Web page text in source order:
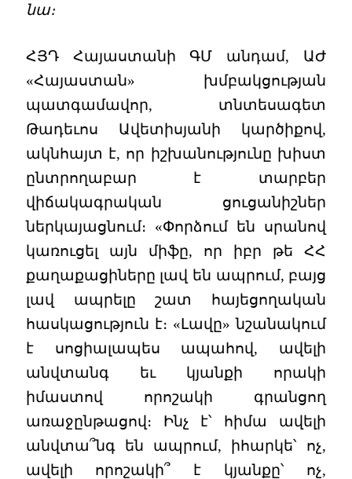
նա։
ՀՅԴ Հայաստանի ԳՄ անդամ, ԱԺ
«Հայաստան» խմբակցության
պատգամավոր, տնտեսագետ
Թադեւոս Ավետիսյանի կարծիքով,
ակնհայտ է, որ իշխանությունը խիստ
ընտրողաբար է տարբեր
վիճակագրական ցուցանիշներ
ներկայացնում։ «Փորձում են սրանով
կառուցել այն միֆը, որ իբր թե ՀՀ
քաղաքացիները լավ են ապրում, բայց
լավ ապրելը շատ հայեցողական
հասկացություն է։ «Լավը» նշանակում
է սոցիալապես ապահով, ավելի
անվտանգ եւ կյանքի որակի
իմաստով որոշակի գրանցող
առաջընթացով։ Ինչ է՝ հիմա ավելի
անվտա՞նգ են ապրում, իհարկե՝ ոչ,
ավելի որոշակի՞ է կյանքը՝ ոչ,